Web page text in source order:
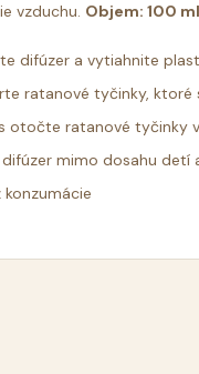
vzduchu. Objem: 100 ml
difúzer a vytiahnite
ratanové tyčinky, ktoré
otočte ratanové tyčinky
mimo dosahu detí
konzumácie